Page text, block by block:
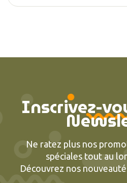
Inscrivez-
Ne ratez plus nos
spéciales tout au
Découvrez nos